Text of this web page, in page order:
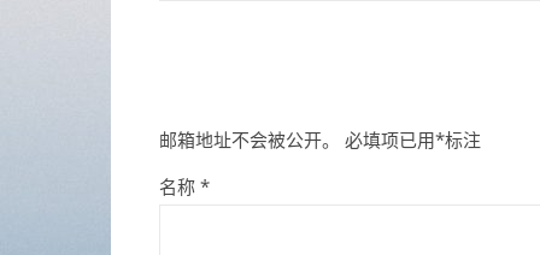
邮箱地址不会被公开。 必填项已用*标注
名称 *